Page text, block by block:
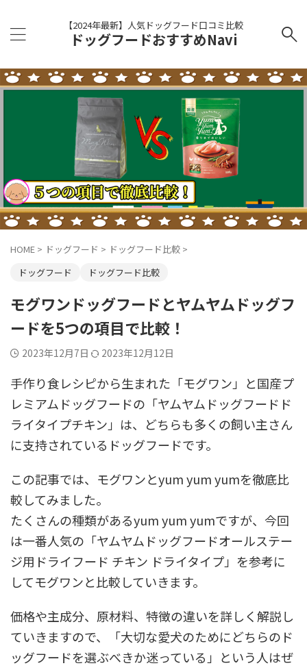
【2024年最新】人気ドッグフード口コミ比較
ドッグフードおすすめNavi
HOME > ドッグフード > ドッグフード比較 >
ドッグフード
ドッグフード比較
モグワンドッグフードとヤムヤムドッグフ
ードを5つの項目で比較！
2023年12月7日 2023年12月12日
手作り食レシピから生まれた「モグワン」と国産プ
レミアムドッグフードの「ヤムヤムドッグフードド
ライタイプチキン」は、どちらも多くの飼い主さん
に支持されているドッグフードです。
この記事では、モグワンとyum yum yumを徹底比
較してみました。
たくさんの種類があるyum yum yumですが、今回
は一番人気の「ヤムヤムドッグフードオールステー
ジ用ドライフード チキン ドライタイプ」を参考に
してモグワンと比較していきます。
価格や主成分、原材料、特徴の違いを詳しく解説し
ていきますので、「大切な愛犬のためにどちらのド
ッグフードを選ぶべきか迷っている」という人はぜ